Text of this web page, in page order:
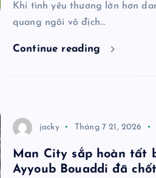
Khi tình yêu thương lớn hơn
quang ngôi vô địch…
Continue reading
jacky Tháng 7 21, 2026
Man City sắp hoàn tất
Ayyoub Bouaddi đã